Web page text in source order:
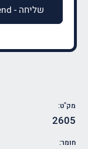
מק"ט:
2605
חומר: